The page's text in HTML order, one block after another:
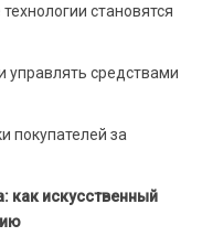
становятся
управлять средствами
покупателей за
как искусственный